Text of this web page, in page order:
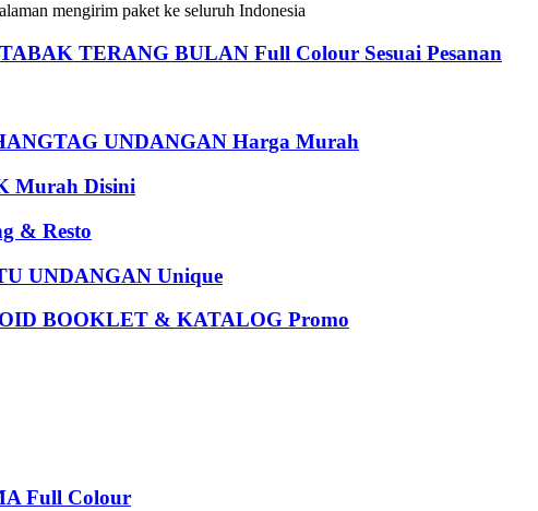
mengirim paket ke seluruh Indonesia
TERANG BULAN Full Colour Sesuai Pesanan
UNDANGAN Harga Murah
Murah Disini
& Resto
UNDANGAN Unique
BOOKLET & KATALOG Promo
Full Colour